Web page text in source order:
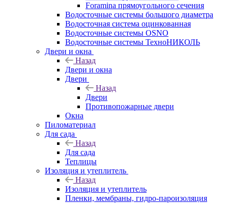
Foramina прямоугольного сечения
Водосточные системы большого диаметра
Водосточная система оцинкованная
Водосточные системы OSNO
Водосточные системы ТехноНИКОЛЬ
Двери и окна
Назад
Двери и окна
Двери
Назад
Двери
Противопожарные двери
Окна
Пиломатериал
Для сада
Назад
Для сада
Теплицы
Изоляция и утеплитель
Назад
Изоляция и утеплитель
Пленки, мембраны, гидро-пароизоляция